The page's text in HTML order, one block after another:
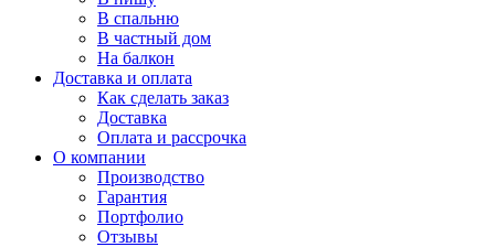
В спальню
В частный дом
На балкон
Доставка и оплата
Как сделать заказ
Доставка
Оплата и рассрочка
О компании
Производство
Гарантия
Портфолио
Отзывы